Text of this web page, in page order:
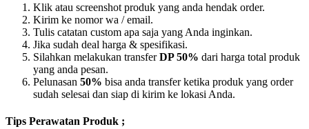
Klik atau screenshot produk yang anda hendak order.
Kirim ke nomor wa / email.
Tulis catatan custom apa saja yang Anda inginkan.
Jika sudah deal harga & spesifikasi.
Silahkan melakukan transferDP 50% dari harga total produk
yang anda pesan.
Pelunasan 50% bisa anda transfer ketika produk yang order
sudah selesai dan siap di kirim ke lokasi Anda.
Tips Perawatan Produk ;